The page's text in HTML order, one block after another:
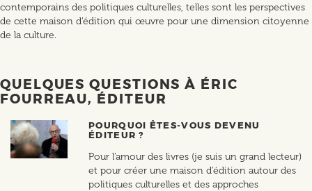
contemporains des politiques culturelles, telles sont les perspectives
de cette maison d’édition qui œuvre pour une dimension citoyenne
de la culture.
QUELQUES QUESTIONS À ÉRIC
FOURREAU, ÉDITEUR
POURQUOI ÊTES-VOUS DEVENU
ÉDITEUR ?
Pour l’amour des livres (je suis un grand lecteur)
et pour créer une maison d’édition autour des
politiques culturelles et des approches